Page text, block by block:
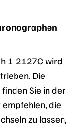
1-2127C wird
Die
Sie in der
empfehlen, die
zu lassen,